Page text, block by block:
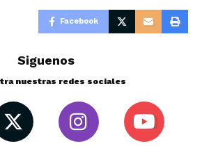
Facebook
Siguenos
nuestras redes sociales